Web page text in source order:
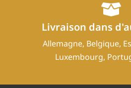
Livraison dans
Allemagne, Belgique,
Luxembourg,